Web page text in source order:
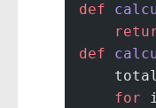
def
def
    for